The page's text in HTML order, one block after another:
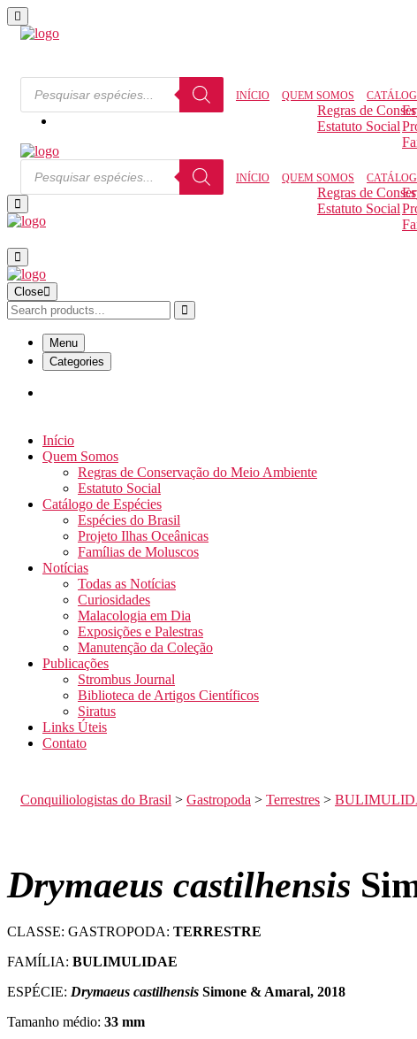
Pesquisar produtos
INÍCIO QUEM SOMOS
Regras de
Estatuto Social
Pesquisar produtos
INÍCIO QUEM SOMOS
Regras de
Estatuto Social
Close
Menu
Categories
Início
Quem Somos
Regras de Conservação do Meio Ambiente
Estatuto Social
Catálogo de Espécies
Espécies do Brasil
Projeto Ilhas Oceânicas
Famílias de Moluscos
Notícias
Todas as Notícias
Curiosidades
Malacologia em Dia
Exposições e Palestras
Manutenção da Coleção
Publicações
Strombus Journal
Biblioteca de Artigos Científicos
Siratus
Links Úteis
Contato
Conquiliologistas do Brasil > Gastropoda > Terrestres >
Drymaeus castilhensis
CLASSE: GASTROPODA: TERRESTRE
FAMÍLIA: BULIMULIDAE
ESPÉCIE: Drymaeus castilhensis Simone & Amaral, 2018
Tamanho médio: 33 mm